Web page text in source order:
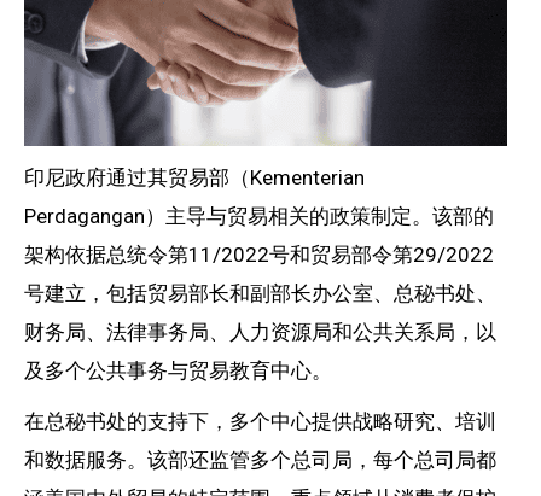
印尼政府通过其贸易部（Kementerian
Perdagangan）主导与贸易相关的政策制定。该部的
架构依据总统令第11/2022号和贸易部令第29/2022
号建立，包括贸易部长和副部长办公室、总秘书处、
财务局、法律事务局、人力资源局和公共关系局，以
及多个公共事务与贸易教育中心。
在总秘书处的支持下，多个中心提供战略研究、培训
和数据服务。该部还监管多个总司局，每个总司局都